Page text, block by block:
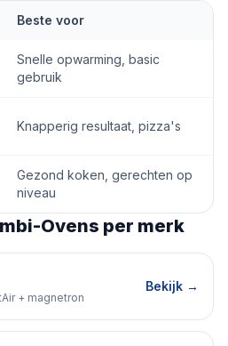
Beste voor
Snelle opwarming, basic
gebruik
Knapperig resultaat, pizza's
Gezond koken, gerechten op
niveau
Ovens per merk
+ magnetron
Bekijk →